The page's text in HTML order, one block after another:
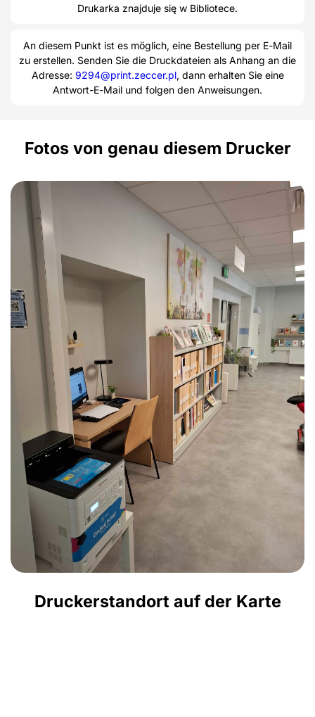
Drukarka znajduje się w Bibliotece.
An diesem Punkt ist es möglich, eine Bestellung per E-Mail
zu erstellen. Senden Sie die Druckdateien als Anhang an die
Adresse: 9294@print.zeccer.pl, dann erhalten Sie eine
Antwort-E-Mail und folgen den Anweisungen.
Fotos von genau diesem Drucker
Druckerstandort auf der Karte